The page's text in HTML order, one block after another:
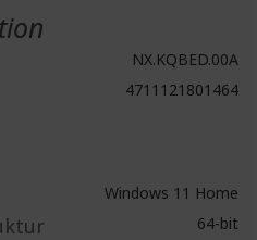
NX.KQBED.00A
4711121801464
Windows 11 Home
64-bit